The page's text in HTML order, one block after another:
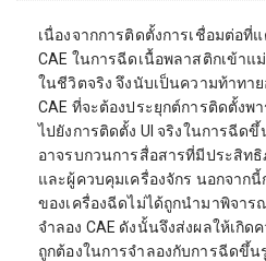
เนื่องจากการติดตั้งการเชื่อมต่อที่
CAE ในการฉีดเนื้อพลาสติกเข้า
ในชีวิตจริง จึงนับเป็นความท้าทา
CAE ที่จะต้องประยุกต์การติดตั้งพ
ไปยังการติดตั้ง UI จริงในการฉีด
อาจรบกวนการสื่อสารที่มีประสิทธิ
และผู้ควบคุมเครื่องจักร นอกจาก
ของเครื่องฉีดไม่ได้ถูกนำมาพิจาร
จำลอง CAE ดังนั้นจึงส่งผลให้เกิด
ถูกต้องในการจำลองกับการฉีดขึ้